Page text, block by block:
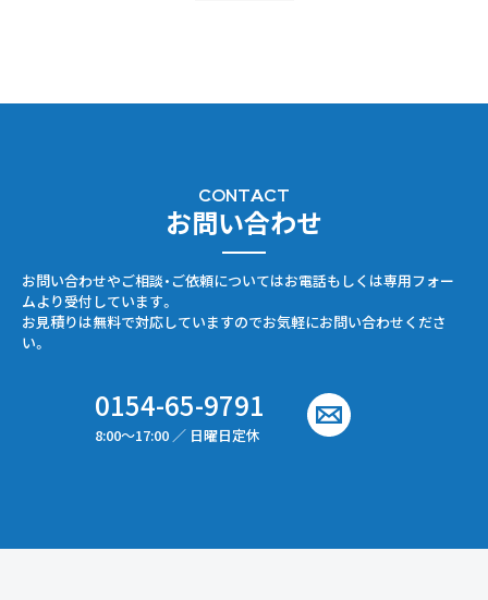
CONTACT
お問い合わせ
お問い合わせやご相談・ご依頼についてはお電話もしくは専用フォー
ムより受付しています。
お見積りは無料で対応していますのでお気軽にお問い合わせくださ
い。
0154-65-9791
8:00〜17:00 ／ 日曜日定休